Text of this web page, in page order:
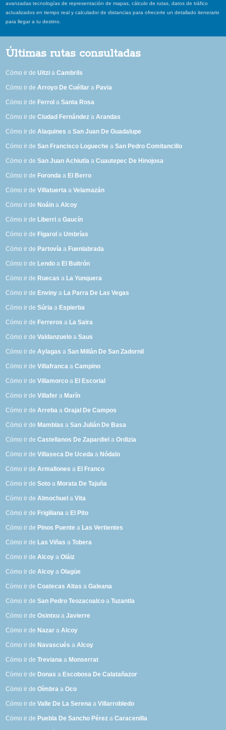
avanzadas tecnologías de representación de mapas, cálculo de rutas, datos de tráfico
actualizados en tiempo real y calculador de distancias para ofrecerte un detallado itenerario
para llegar a tu destino.
Últimas rutas consultadas
Cómo ir deUitzi aCambrils
Cómo ir deArroyo De Cuéllar a Pavia
Cómo ir de Ferrol aSanta Rosa
Cómo ir deCiudad Fernández aArandas
Cómo ir deAlaquines aSan Juan De Guadalupe
Cómo ir deSan Francisco Logueche aSan Pedro Comitancillo
Cómo ir deSan Juan Achiutla aCuautepec De Hinojosa
Cómo ir de Foronda a El Berro
Cómo ir deVillatuerta aVelamazán
Cómo ir de Noáin aAlcoy
Cómo ir de Liberri aGaucín
Cómo ir de Figarol aUmbrías
Cómo ir de Partovía a Fuenlabrada
Cómo ir de Lendo a El Buitrón
Cómo ir de Ruecas a La Yunquera
Cómo ir de Enviny a La Parra De Las Vegas
Cómo ir deSúria a Espierba
Cómo ir de Ferreros a La Saira
Cómo ir deValdanzuelo aSaus
Cómo ir deAylagas aSan Millán De San Zadornil
Cómo ir deVillafranca aCampino
Cómo ir deVillamorco a El Escorial
Cómo ir deVillafer a Marín
Cómo ir deArreba aGrajal De Campos
Cómo ir de Mamblas aSan Julián De Basa
Cómo ir deCastellanos De Zapardiel aOrdizia
Cómo ir deVillaseca De Uceda a Nódalo
Cómo ir deArmallones a El Franco
Cómo ir deSoto a Morata De Tajuña
Cómo ir deAlmochuel aVita
Cómo ir de Frigiliana a El Pito
Cómo ir de Pinos Puente a Las Vertientes
Cómo ir de Las Viñas aTobera
Cómo ir deAlcoy aOláiz
Cómo ir deAlcoy aOlagüe
Cómo ir deCoatecas Altas aGaleana
Cómo ir deSan Pedro Teozacoalco aTuzantla
Cómo ir deOsintxu aJavierre
Cómo ir de Nazar aAlcoy
Cómo ir de Navascués aAlcoy
Cómo ir deTreviana a Monserrat
Cómo ir de Donas a Escobosa De Calatañazor
Cómo ir deOímbra aOco
Cómo ir deValle De La Serena aVillarrobledo
Cómo ir de Puebla De Sancho Pérez aCaracenilla